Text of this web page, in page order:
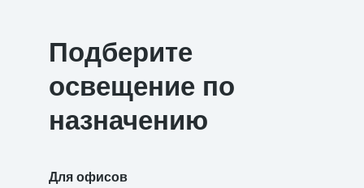
Подберите
освещение по
назначению
Для офисов